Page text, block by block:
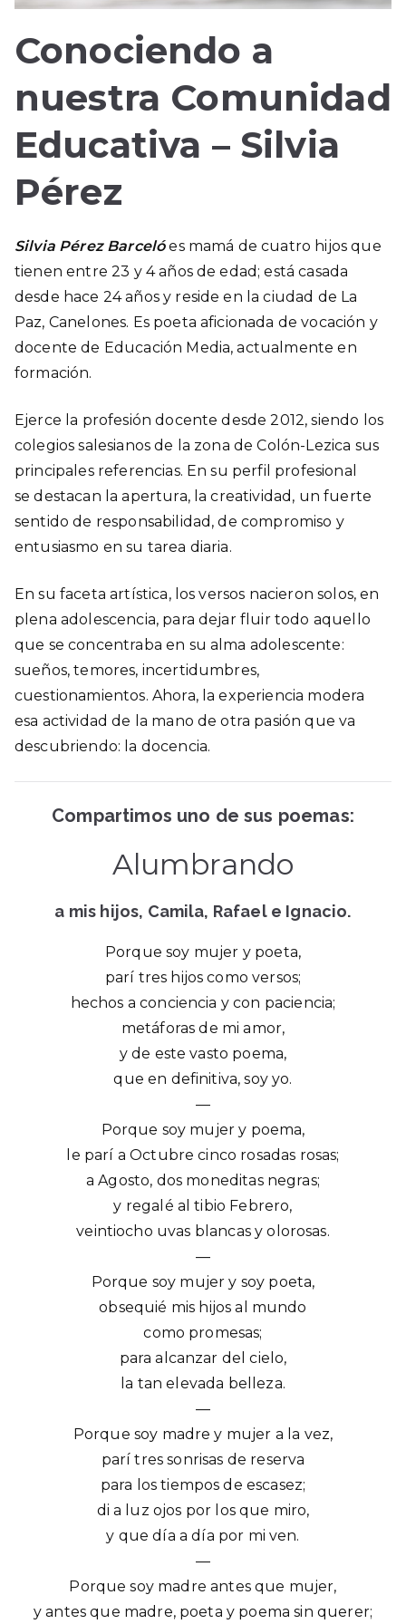
Conociendo a
nuestra Comunidad
Educativa – Silvia
Pérez
Silvia Pérez Barcelóes mamá de cuatro hijos que
tienen entre 23 y 4 años de edad; está casada
desde hace 24 años y reside en la ciudad de La
Paz, Canelones. Es poeta aficionada de vocación y
docente de Educación Media, actualmente en
formación.
Ejerce la profesión docente desde 2012, siendo los
colegios salesianos de la zona de Colón-Lezica sus
principales referencias. En su perfil profesional
se destacan la apertura, la creatividad, un fuerte
sentido de responsabilidad, de compromiso y
entusiasmo en su tarea diaria.
En su faceta artística, los versos nacieron solos, en
plena adolescencia, para dejar fluir todo aquello
que se concentraba en su alma adolescente:
sueños, temores, incertidumbres,
cuestionamientos. Ahora, la experiencia modera
esa actividad de la mano de otra pasión que va
descubriendo: la docencia.
Compartimos uno de sus poemas:
Alumbrando
a mis hijos, Camila, Rafael e Ignacio.
Porque soy mujer y poeta,
parí tres hijos como versos;
hechos a conciencia y con paciencia;
metáforas de mi amor,
y de este vasto poema,
que en definitiva, soy yo.
—
Porque soy mujer y poema,
le parí a Octubre cinco rosadas rosas;
a Agosto, dos moneditas negras;
y regalé al tibio Febrero,
veintiocho uvas blancas y olorosas.
—
Porque soy mujer y soy poeta,
obsequié mis hijos al mundo
como promesas;
para alcanzar del cielo,
la tan elevada belleza.
—
Porque soy madre y mujer a la vez,
parí tres sonrisas de reserva
para los tiempos de escasez;
di a luz ojos por los que miro,
y que día a día por mi ven.
—
Porque soy madre antes que mujer,
y antes que madre, poeta y poema sin querer;